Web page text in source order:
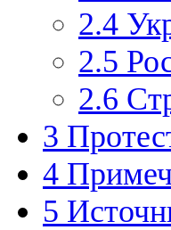
2.4
2.5
2.6
3
4
5